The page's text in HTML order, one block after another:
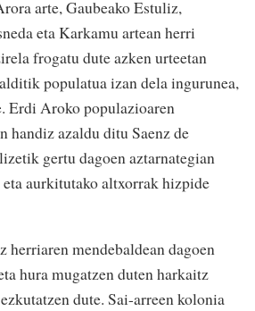
arte, Gaubeako Estuliz,
eta Karkamu artean herri
frogatu dute azken urteetan
populatua izan dela ingurunea,
Erdi Aroko populazioaren
handiz azaldu ditu Saenz de
gertu dagoen aztarnategian
aurkitutako altxorrak hizpide
herriaren mendebaldean dagoen
hura mugatzen duten harkaitz
dute. Sai-arreen kolonia